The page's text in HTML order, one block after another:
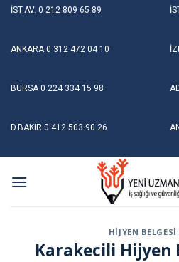
Skip
content
İST.AV. 0 212 809 65 89
ANKARA0 312 472 04 10
BURSA0 224 334 15 98
D.BAKIR 0 412 503 90 26
HIJYEN
Karakecili Hijyen